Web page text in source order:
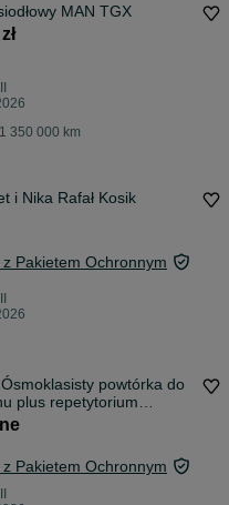
MAN TGX
350 000 km
i Nika Rafał Kosik
z Pakietem Ochronnym
powtórka do
plus repetytorium
z Pakietem Ochronnym